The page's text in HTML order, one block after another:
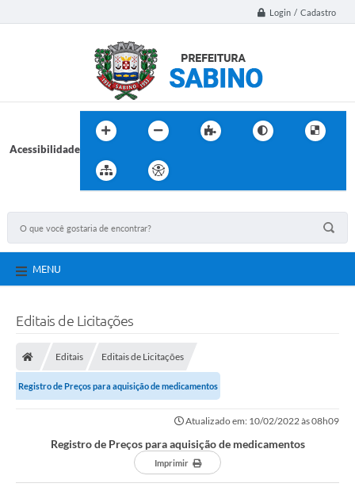
Login / Cadastro
Acessibilidade
MENU
Editais de Licitações
Editais Editais de Licitações
Registro de Preços para aquisição de medicamentos
Atualizado em: 10/02/2022 às 08h09
Registro de Preços para aquisição de medicamentos
Imprimir